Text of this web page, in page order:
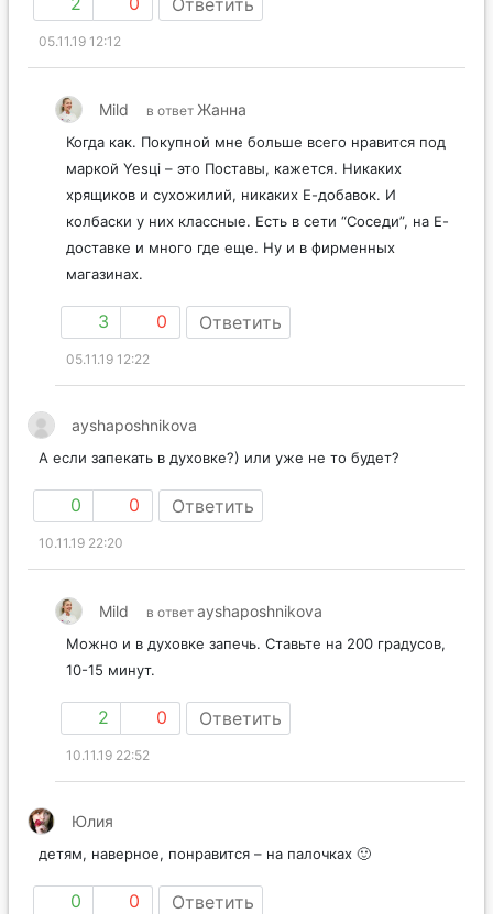
05.11.19 12:12
Mild в ответ Жанна
Когда как. Покупной мне больше всего нравится под
маркой Yesцi – это Поставы, кажется. Никаких
хрящиков и сухожилий, никаких Е-добавок. И
колбаски у них классные. Есть в сети “Соседи”, на Е-
доставке и много где еще. Ну и в фирменных
магазинах.
3 0 Ответить
05.11.19 12:22
ayshaposhnikova
А если запекать в духовке?) или уже не то будет?
0 0 Ответить
10.11.19 22:20
Mild в ответ ayshaposhnikova
Можно и в духовке запечь. Ставьте на 200 градусов,
10-15 минут.
2 0 Ответить
10.11.19 22:52
Юлия
детям, наверное, понравится – на палочках 🙂
0 0 Ответить